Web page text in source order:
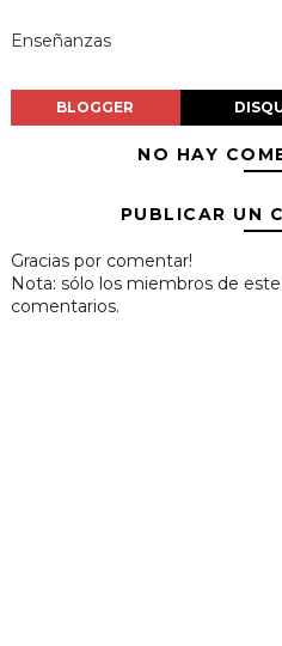
Enseñanzas
BLOGGER
NO HAY
PUBLICAR UN
Gracias por comentar!
Nota: sólo los miembros de
comentarios.